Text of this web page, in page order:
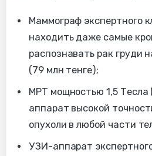
Маммограф экспертного
находить даже самые
распознавать рак груди
(79 млн тенге);
МРТ мощностью 1,5 Тесла
аппарат высокой
опухоли в любой части
УЗИ-аппарат